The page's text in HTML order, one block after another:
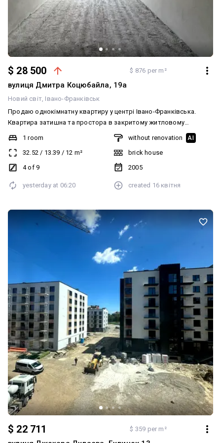
$ 28 500 $ 876 per m²
вулиця Дмитра Коцюбайла, 19а
Новий світ Івано-Франківськ
Продаю однокімнатну квартиру у центрі Івано-Франківська.
Квартира затишна та простора в закритому житловому
комплексі з власною інфраструктурою. Квартира на 4 поверсі з
9 Площа 32.52 м2 Сирець з чистовою штукатуркою та стяжкою
та всіма комунікаціями. Житловий комплекс передбачає
відпочинкові зони, власну парковку, закриту територію, дитячий
інформацією телефонуйте!
1 room
32.52 / 13.39 / 12 m²
4 of 9
without renovation AI
brick house
2005
yesterday at 06:20 created 16 квітня
$ 22 711 $ 359 per m²